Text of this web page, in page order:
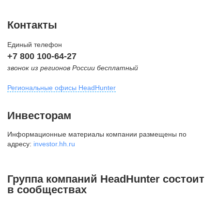
Контакты
Единый телефон
+7 800 100-64-27
звонок из регионов России бесплатный
Региональные офисы HeadHunter
внутригородская территория
Муниципальный округ Тверской,
2-я Брестская ул., д. 48,
+7 495 980-64-27
Инвесторам
Информационные материалы компании размещены по
адресу: investor.hh.ru
Группа компаний HeadHunter состоит
в сообществах